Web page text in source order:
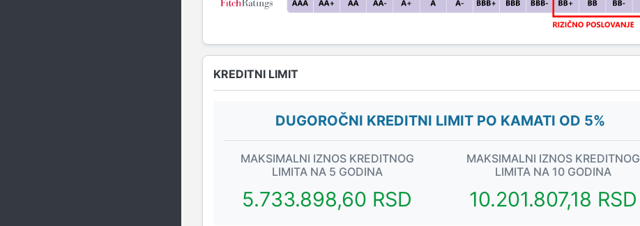
KREDITNI LIMIT
DUGOROČNI KREDITNI LIMIT PO KAMATI OD 5%
MAKSIMALNI IZNOS KREDITNOG
LIMITA NA 5 GODINA
5.733.898,60 RSD
MAKSIMALNI IZNOS KREDITNOG
LIMITA NA 10 GODINA
10.201.807,18 RSD